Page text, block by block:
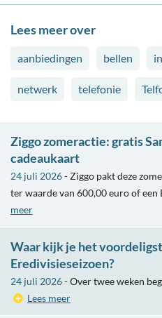
Lees meer over
aanbiedingen bellen
netwerk telefonie
Ziggo zomeractie: gratis
cadeaukaart
24 juli 2026- Ziggo pakt deze
ter waarde van 600,00 euro of een
meer
Waar kijk je het
Eredivisieseizoen?
24 juli 2026- Over twee weken
Lees meer